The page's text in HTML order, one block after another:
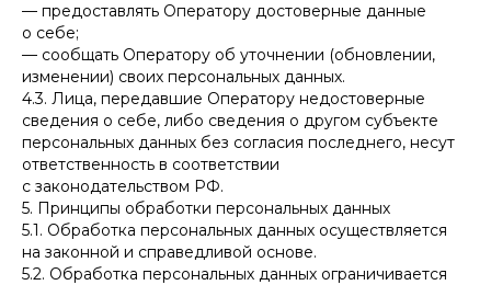
— предоставлять Оператору достоверные данные
о себе;
— сообщать Оператору об уточнении (обновлении,
изменении) своих персональных данных.
4.3. Лица, передавшие Оператору недостоверные
сведения о себе, либо сведения о другом субъекте
персональных данных без согласия последнего, несут
ответственность в соответствии
с законодательством РФ.
5. Принципы обработки персональных данных
5.1. Обработка персональных данных осуществляется
на законной и справедливой основе.
5.2. Обработка персональных данных ограничивается